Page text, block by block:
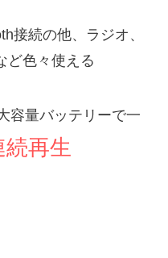
接続の他、ラジオ、
ど色々使える
容量バッテリーで一
再生